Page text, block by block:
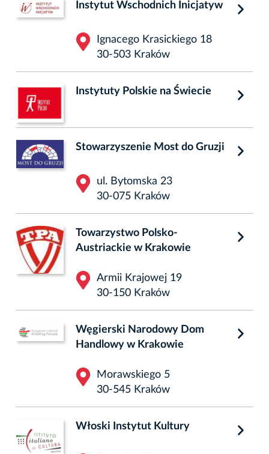
Instytut Wschodnich Inicjatyw
Ignacego Krasickiego 18
30-503 Kraków
Instytuty Polskie na Świecie
Stowarzyszenie Most do Gruzji
ul. Bytomska 23
30-075 Kraków
Towarzystwo Polsko-
Austriackie w Krakowie
Armii Krajowej 19
30-150 Kraków
Węgierski Narodowy Dom
Handlowy w Krakowie
Morawskiego 5
30-545 Kraków
Włoski Instytut Kultury